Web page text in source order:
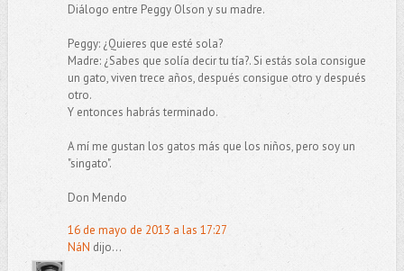
Diálogo entre Peggy Olson y su madre.
Peggy: ¿Quieres que esté sola?
Madre: ¿Sabes que solía decir tu tía?. Si estás sola consigue
un gato, viven trece años, después consigue otro y después
otro.
Y entonces habrás terminado.
A mí me gustan los gatos más que los niños, pero soy un
"singato".
Don Mendo
16 de mayo de 2013 a las 17:27
NáN dijo...